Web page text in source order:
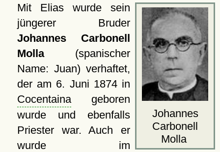
Johannes
Carbonell
Molla
Mit Elias wurde sein
jüngerer Bruder
Johannes Carbonell
Molla(spanischer
Name: Juan) verhaftet,
der am 6. Juni 1874 in
Cocentainageboren
wurde und ebenfalls
Priester war. Auch er
wurde im